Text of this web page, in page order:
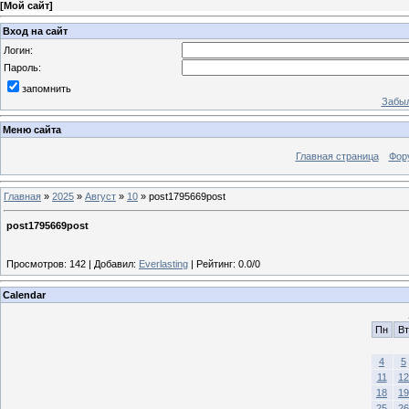
[Мой сайт]
Вход на сайт
Логин:
Пароль:
запомнить
Меню сайта
Главная страница
Главная » 2025 » Август » 10 » post1795669post
post1795669post
Просмотров: 142 | Добавил: Everlasting | Рейтинг: 0.0/0
Calendar
Пн
Вт
4
5
11
12
18
19